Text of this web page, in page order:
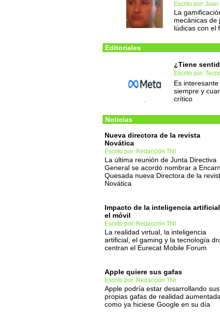
Escrito por:
La
mecánicas de
lúdicas con el
Editoriales
¿Tiene
Escrito por:
Es
siempre y
crítico
Noticias
Nueva directora de la revista
Novática
Escrito por: Redacción TNI
La última reunión de Junta Directiva
General se acordó nombrar a
Quesada nueva Directora de la
Novática
Impacto de la inteligencia
el móvil
Escrito por: Redacción TNI
La realidad virtual, la inteligencia
artificial, el gaming y la tecnología
centran el Eurecat Mobile Forum
Apple quiere sus gafas
Escrito por: Redacción TNI
Apple podría estar desarrollando sus
propias gafas de realidad
como ya hiciese Google en su día